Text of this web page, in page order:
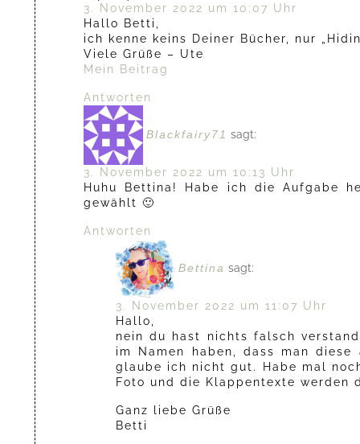
3. November 2022 um 10:07 Uhr
Hallo Betti,
ich kenne keins Deiner Bücher, nur
Viele Grüße – Ute
Mein Beitrag
Antworten
Blackfairy71 sagt:
3. November 2022 um 10:13 Uhr
Huhu Bettina! Habe ich die Aufgabe
gewählt 🙂
Antworten
Bettina sagt:
3. November 2022 um 11:07 Uhr
Hallo,
nein du hast nichts falsch
im Namen haben, dass man
glaube ich nicht gut. Habe mal
Foto und die Klappentexte werden
Ganz liebe Grüße
Betti